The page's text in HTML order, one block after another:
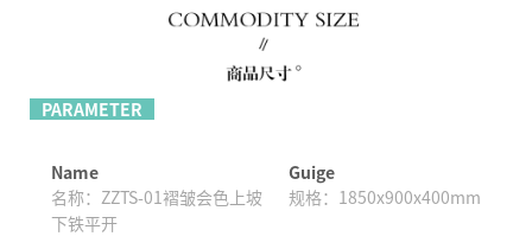
PARAMETER
Name
名称： ZZTS-01褶皱会色上坡
下铁平开
Guige
规格： 1850x900x400mm